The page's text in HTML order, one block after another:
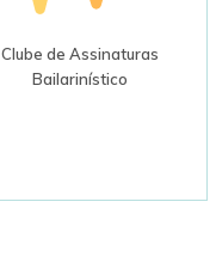
Clube de Assinaturas
Bailarinístico